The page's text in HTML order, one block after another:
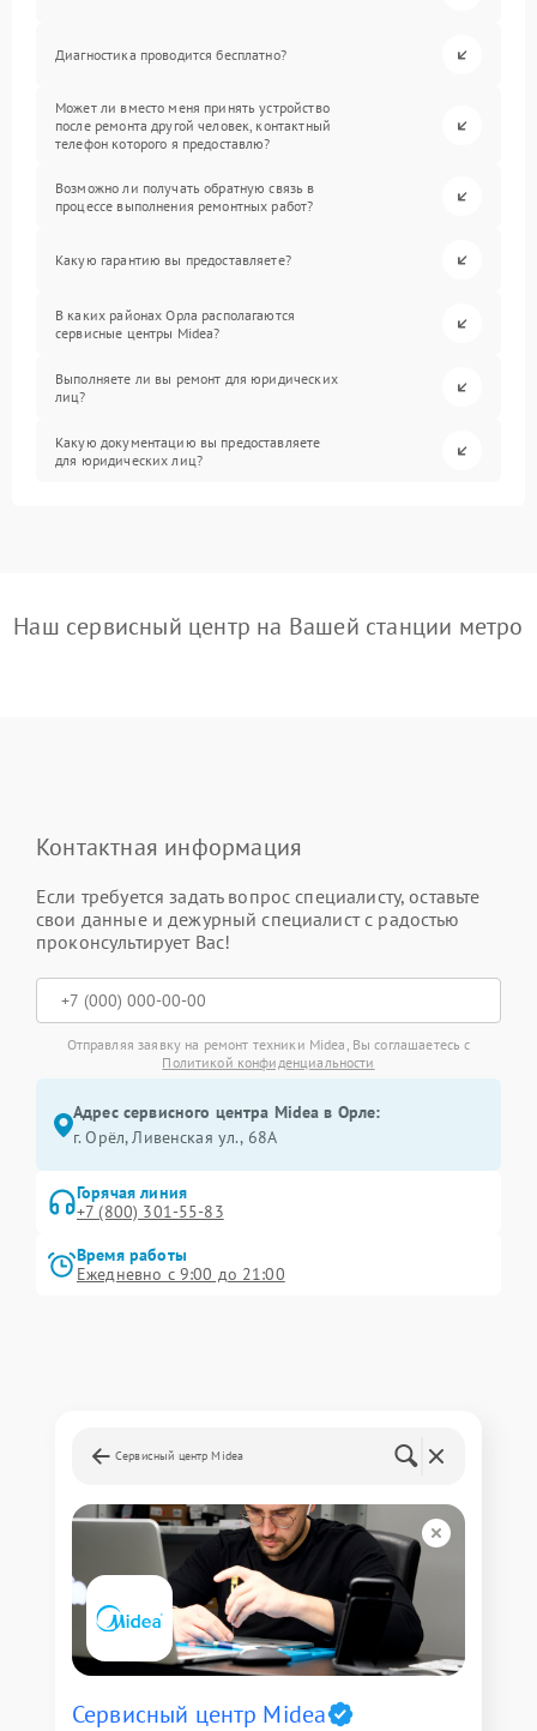
Диагностика проводится бесплатно?
Может ли вместо меня принять устройство
после ремонта другой человек, контактный
телефон которого я предоставлю?
Возможно ли получать обратную связь в
процессе выполнения ремонтных работ?
Какую гарантию вы предоставляете?
В каких районах Орла располагаются
сервисные центры Midea?
Выполняете ли вы ремонт для юридических
лиц?
Какую документацию вы предоставляете
для юридических лиц?
Наш сервисный центр на Вашей станции метро
Контактная информация
Если требуется задать вопрос специалисту, оставьте
свои данные и дежурный специалист с радостью
проконсультирует Вас!
Отправляя заявку на ремонт техники Midea, Вы соглашаетесь с
Политикой конфиденциальности
Адрес сервисного центра Midea в Орле:
г. Орёл, Ливенская ул., 68А
Горячая линия
+7 (800) 301-55-83
Время работы
Ежедневно с 9:00 до 21:00
Сервисный центр Midea
Сервисный центр Midea